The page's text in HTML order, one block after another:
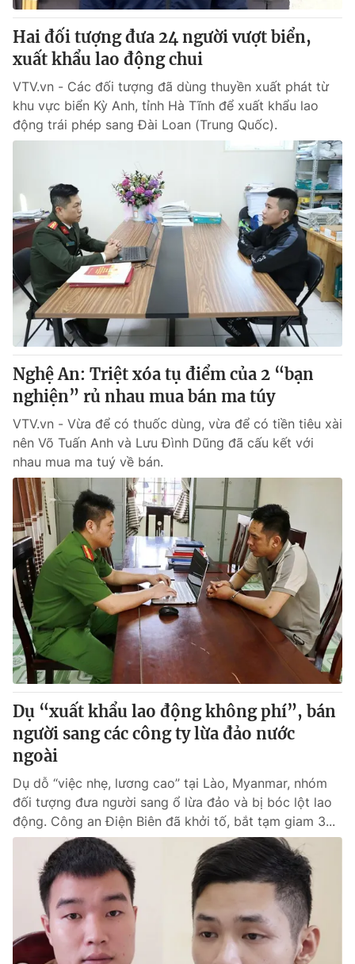
Hai đối tượng đưa 24 người vượt biển,
xuất khẩu lao động chui
VTV.vn - Các đối tượng đã dùng thuyền xuất phát từ
khu vực biển Kỳ Anh, tỉnh Hà Tĩnh để xuất khẩu lao
động trái phép sang Đài Loan (Trung Quốc).
Nghệ An: Triệt xóa tụ điểm của 2 “bạn
nghiện” rủ nhau mua bán ma túy
VTV.vn - Vừa để có thuốc dùng, vừa để có tiền tiêu xài
nên Võ Tuấn Anh và Lưu Đình Dũng đã cấu kết với
nhau mua ma tuý về bán.
Dụ “xuất khẩu lao động không phí”, bán
người sang các công ty lừa đảo nước
ngoài
Dụ dỗ “việc nhẹ, lương cao” tại Lào, Myanmar, nhóm
đối tượng đưa người sang ổ lừa đảo và bị bóc lột lao
động. Công an Điện Biên đã khởi tố, bắt tạm giam 3...